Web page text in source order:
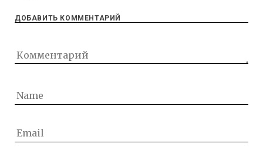
ДОБАВИТЬ КОММЕНТАРИЙ